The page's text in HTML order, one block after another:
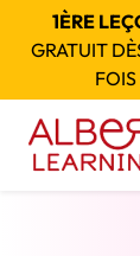
1ÈRE
GRATUIT